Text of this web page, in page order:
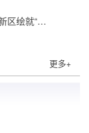
《政协提案撷英》低空经济成新增长极 新区绘就“地空联动”发展新图景
更多+